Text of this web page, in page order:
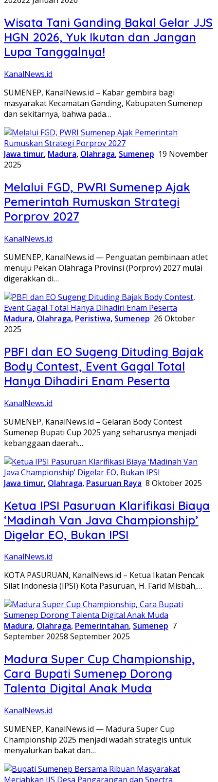
Wisata Tani Ganding Bakal Gelar JJS
HGN 2026, Yuk Ikutan dan Jangan
Lupa Tanggalnya!
KanalNews.id
SUMENEP, KanalNews.id – Kabar gembira bagi
masyarakat Kecamatan Ganding, Kabupaten Sumenep
dan sekitarnya, bahwa pada…
Jawa timur, Madura, Olahraga, Sumenep 19 November
2025
Melalui FGD, PWRI Sumenep Ajak
Pemerintah Rumuskan Strategi
Porprov 2027
KanalNews.id
SUMENEP, KanalNews.id — Penguatan pembinaan atlet
menuju Pekan Olahraga Provinsi (Porprov) 2027 mulai
digerakkan di…
Madura, Olahraga, Peristiwa, Sumenep 26 Oktober
2025
PBFI dan EO Sugeng Dituding Bajak
Body Contest, Event Gagal Total
Hanya Dihadiri Enam Peserta
KanalNews.id
SUMENEP, KanalNews.id – Gelaran Body Contest
Sumenep Bupati Cup 2025 yang seharusnya menjadi
kebanggaan daerah…
Jawa timur, Olahraga, Pasuruan Raya 8 Oktober 2025
Ketua IPSI Pasuruan Klarifikasi Biaya
‘Madinah Van Java Championship’
Digelar EO, Bukan IPSI
KanalNews.id
KOTA PASURUAN, KanalNews.id – Ketua Ikatan Pencak
Silat Indonesia (IPSI) Kota Pasuruan, H. Farid Misbah,…
Madura, Olahraga, Pemerintahan, Sumenep 7
September 20258 September 2025
Madura Super Cup Championship,
Cara Bupati Sumenep Dorong
Talenta Digital Anak Muda
KanalNews.id
SUMENEP, KanalNews.id — Madura Super Cup
Championship 2025 menjadi wadah strategis untuk
menyalurkan bakat dan…